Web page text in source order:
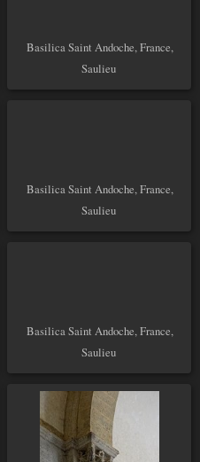
Basilica Saint Andoche, France,
Saulieu
Basilica Saint Andoche, France,
Saulieu
Basilica Saint Andoche, France,
Saulieu